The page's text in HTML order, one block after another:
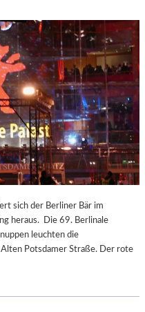
sich der Berliner Bär im
heraus. Die 69. Berlinale
leuchten die
Potsdamer Straße. Der rote